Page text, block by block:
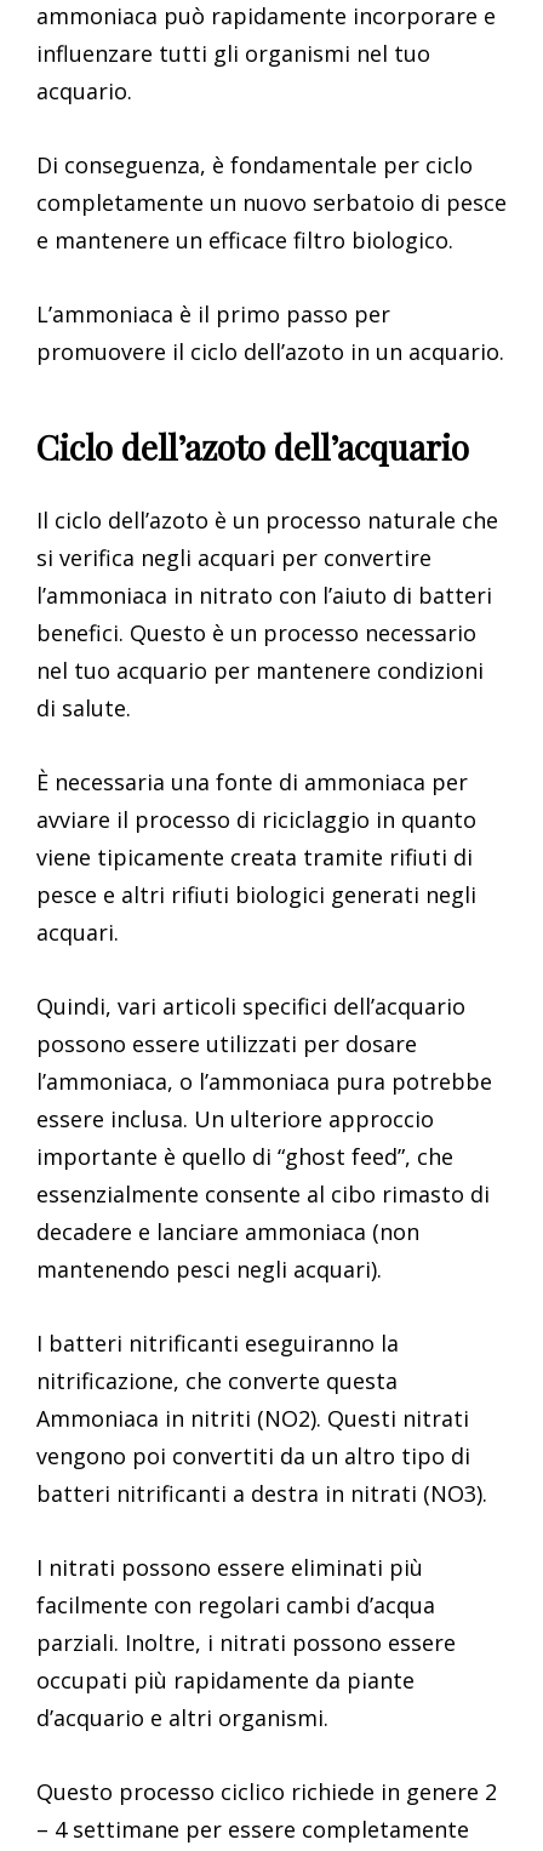
ammoniaca può rapidamente incorporare e
influenzare tutti gli organismi nel tuo
acquario.
Di conseguenza, è fondamentale per ciclo
completamente un nuovo serbatoio di pesce
e mantenere un efficace filtro biologico.
L’ammoniaca è il primo passo per
promuovere il ciclo dell’azoto in un acquario.
Ciclo dell’azoto dell’acquario
Il ciclo dell’azoto è un processo naturale che
si verifica negli acquari per convertire
l’ammoniaca in nitrato con l’aiuto di batteri
benefici. Questo è un processo necessario
nel tuo acquario per mantenere condizioni
di salute.
È necessaria una fonte di ammoniaca per
avviare il processo di riciclaggio in quanto
viene tipicamente creata tramite rifiuti di
pesce e altri rifiuti biologici generati negli
acquari.
Quindi, vari articoli specifici dell’acquario
possono essere utilizzati per dosare
l’ammoniaca, o l’ammoniaca pura potrebbe
essere inclusa. Un ulteriore approccio
importante è quello di “ghost feed”, che
essenzialmente consente al cibo rimasto di
decadere e lanciare ammoniaca (non
mantenendo pesci negli acquari).
I batteri nitrificanti eseguiranno la
nitrificazione, che converte questa
Ammoniaca in nitriti (NO2). Questi nitrati
vengono poi convertiti da un altro tipo di
batteri nitrificanti a destra in nitrati (NO3).
I nitrati possono essere eliminati più
facilmente con regolari cambi d’acqua
parziali. Inoltre, i nitrati possono essere
occupati più rapidamente da piante
d’acquario e altri organismi.
Questo processo ciclico richiede in genere 2
– 4 settimane per essere completamente